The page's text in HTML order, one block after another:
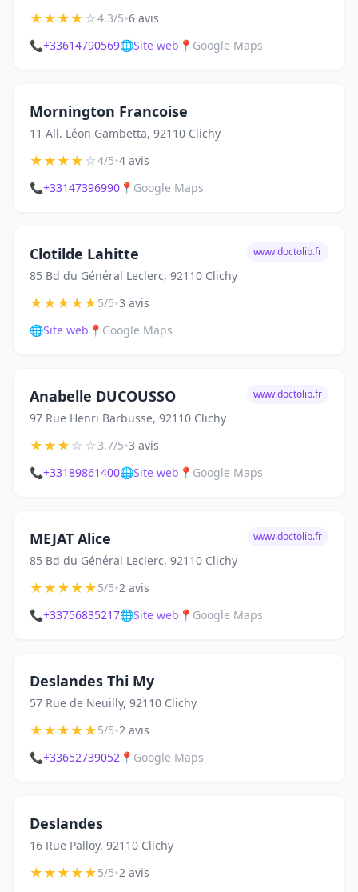
★★★★☆4.3/5•6 avis
📞+33614790569🌐Site web 📍 Google Maps
Mornington Francoise
11 All. Léon Gambetta, 92110 Clichy
★★★★☆4/5•4 avis
📞+33147396990 📍 Google Maps
Clotilde Lahitte
85 Bd du Général Leclerc, 92110 Clichy
www.doctolib.fr
★★★★★5/5•3 avis
🌐Site web 📍 Google Maps
Anabelle DUCOUSSO
97 Rue Henri Barbusse, 92110 Clichy
www.doctolib.fr
★★★☆☆3.7/5•3 avis
📞+33189861400🌐Site web 📍 Google Maps
MEJAT Alice
85 Bd du Général Leclerc, 92110 Clichy
www.doctolib.fr
★★★★★5/5•2 avis
📞+33756835217🌐Site web 📍 Google Maps
Deslandes Thi My
57 Rue de Neuilly, 92110 Clichy
★★★★★5/5•2 avis
📞+33652739052 📍 Google Maps
Deslandes
16 Rue Palloy, 92110 Clichy
★★★★★5/5•2 avis